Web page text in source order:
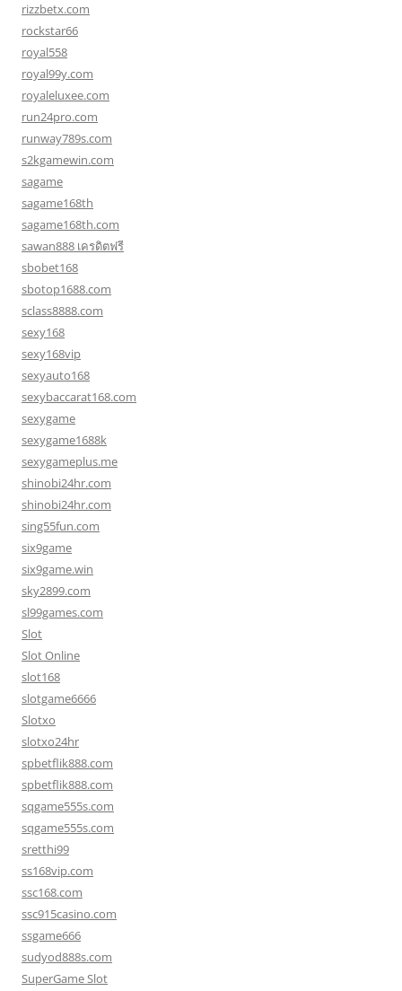
rizzbetx.com
rockstar66
royal558
royal99y.com
royaleluxee.com
run24pro.com
runway789s.com
s2kgamewin.com
sagame
sagame168th
sagame168th.com
sawan888 เครดิตฟรี
sbobet168
sbotop1688.com
sclass8888.com
sexy168
sexy168vip
sexyauto168
sexybaccarat168.com
sexygame
sexygame1688k
sexygameplus.me
shinobi24hr.com
shinobi24hr.com
sing55fun.com
six9game
six9game.win
sky2899.com
sl99games.com
Slot
Slot Online
slot168
slotgame6666
Slotxo
slotxo24hr
spbetflik888.com
spbetflik888.com
sqgame555s.com
sqgame555s.com
sretthi99
ss168vip.com
ssc168.com
ssc915casino.com
ssgame666
sudyod888s.com
SuperGame Slot